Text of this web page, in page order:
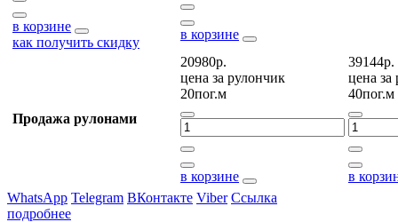
в корзине
как получить скидку
в корзине
Продажа рулонами
20980р.
цена за рулончик
20пог.м
в корзине
39144р.
цена за
40пог.м
в
WhatsApp Telegram ВКонтакте Viber Ссылка
подробнее